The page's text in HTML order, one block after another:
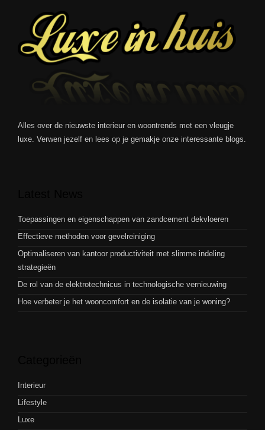
Alles over de nieuwste interieur en woontrends met een vleugje
luxe. Verwen jezelf en lees op je gemakje onze interessante blogs.
Toepassingen en eigenschappen van zandcement dekvloeren
Effectieve methoden voor gevelreiniging
Optimaliseren van kantoor productiviteit met slimme indeling
strategieën
De rol van de elektrotechnicus in technologische vernieuwing
Hoe verbeter je het wooncomfort en de isolatie van je woning?
Interieur
Lifestyle
Luxe